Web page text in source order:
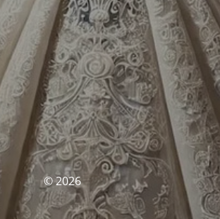
© 2026